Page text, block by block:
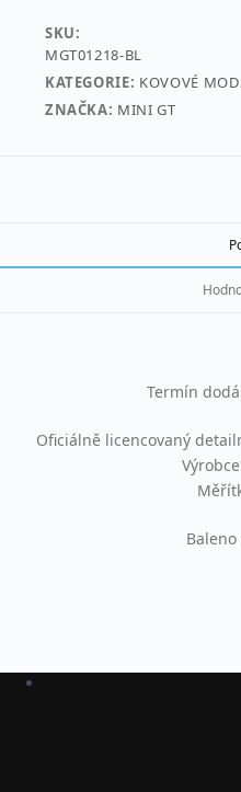
SKU:
MGT01218-BL
KATEGORIE: KOVOVÉ
ZNAČKA: MINI GT
Termín
Oficiálně licencovaný